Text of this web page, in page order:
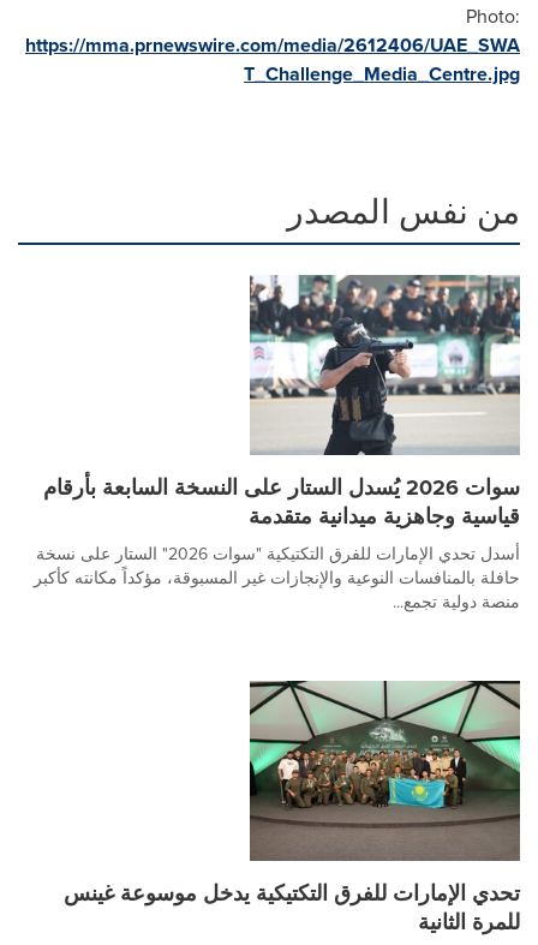
Photo:
https://mma.prnewswire.com/media/2612406/UAE_SWA
T_Challenge_Media_Centre.jpg
من نفس المصدر
سوات 2026 يُسدل الستار على النسخة السابعة بأرقام
قياسية وجاهزية ميدانية متقدمة
أسدل تحدي الإمارات للفرق التكتيكية "سوات 2026" الستار على نسخة
حافلة بالمنافسات النوعية والإنجازات غير المسبوقة، مؤكداً مكانته كأكبر
منصة دولية تجمع...
تحدي الإمارات للفرق التكتيكية يدخل موسوعة غينس
للمرة الثانية